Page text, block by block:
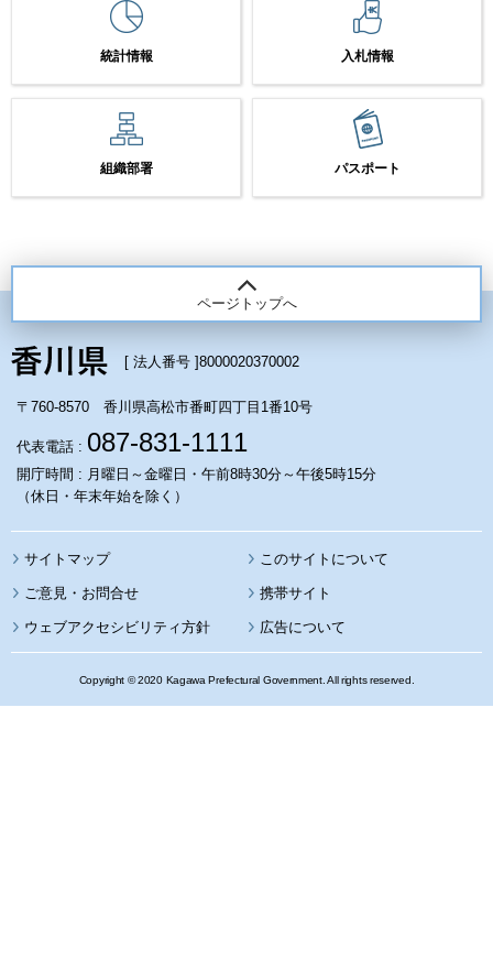
統計情報 入札情報
組織部署 パスポート
ページトップへ
[ 法人番号 ]8000020370002
〒760-8570 香川県高松市番町四丁目1番10号
代表電話 : 087-831-1111
開庁時間 : 月曜日～金曜日・午前8時30分～午後5時15分
（休日・年末年始を除く）
サイトマップ このサイトについて
携帯サイト
ウェブアクセシビリティ方針 広告について
Copyright © 2020 Kagawa Prefectural Government. All rights reserved.